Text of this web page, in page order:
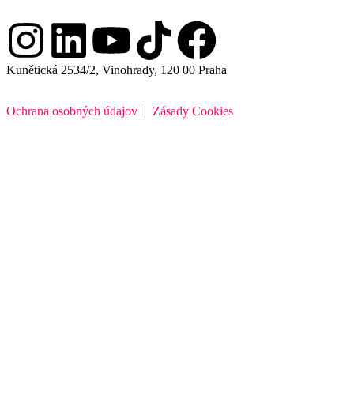
Kunětická 2534/2, Vinohrady, 120 00 Praha
Ochrana osobných údajov | Zásady Cookies